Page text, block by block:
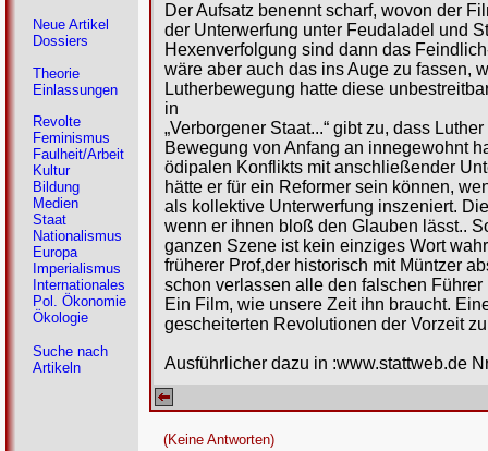
Der Aufsatz benennt scharf, wovon der
der Unterwerfung unter Feudaladel und
Hexenverfolgung sind dann das
wäre aber auch das ins Auge zu fassen,
Lutherbewegung hatte diese
in
„Verborgener Staat...“ gibt zu, dass
Bewegung von Anfang an innegewohnt
ödipalen Konflikts mit anschließender
hätte er für ein Reformer sein können,
als kollektive Unterwerfung inszeniert.
wenn er ihnen bloß den Glauben lässt..
ganzen Szene ist kein einziges Wort
früherer Prof,der historisch mit Müntzer
schon verlassen alle den falschen
Ein Film, wie unsere Zeit ihn braucht.
gescheiterten Revolutionen der Vorzeit
Ausführlicher dazu in :www.stattweb.de
(Keine Antworten)
Neue Artikel
Dossiers
Theorie
Einlassungen
Revolte
Feminismus
Faulheit/Arbeit
Kultur
Bildung
Medien
Staat
Nationalismus
Europa
Imperialismus
Internationales
Pol. Ökonomie
Ökologie
Suche nach
Artikeln